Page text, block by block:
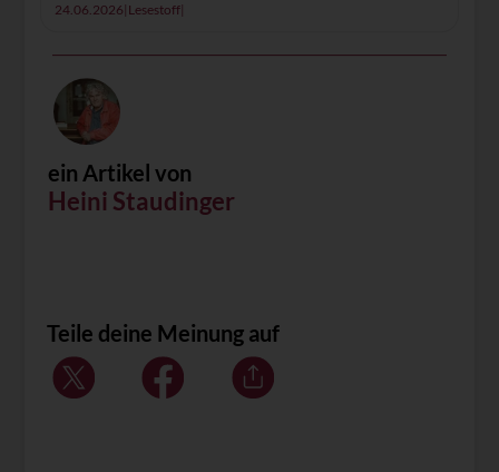
24.06.2026| Lesestoff|
ein Artikel von
Heini Staudinger
Teile deine Meinung auf